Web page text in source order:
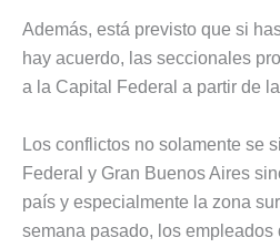
Además, está previsto que si
hay acuerdo, las seccionales
a la Capital Federal a partir de
Los conflictos no solamente se
Federal y Gran Buenos Aires
país y especialmente la zona
semana pasado, los empleados